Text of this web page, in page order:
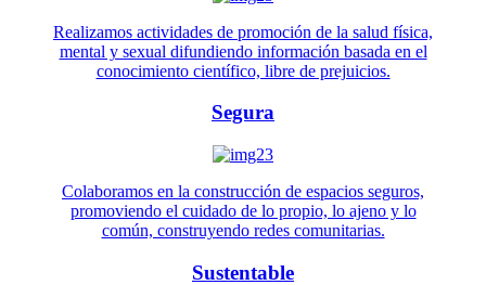
Realizamos actividades de promoción de la salud física,
mental y sexual difundiendo información basada en el
conocimiento científico, libre de prejuicios.
Segura
Colaboramos en la construcción de espacios seguros,
promoviendo el cuidado de lo propio, lo ajeno y lo
común, construyendo redes comunitarias.
Sustentable